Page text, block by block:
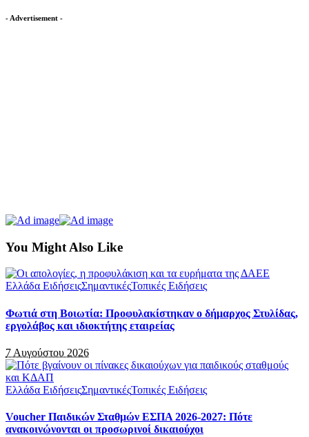
- Advertisement -
You Might Also Like
Ελλάδα ΕιδήσειςΣημαντικέςΤοπικές Ειδήσεις
Φωτιά στη Βοιωτία: Προφυλακίστηκαν ο δήμαρχος Στυλίδας,
εργολάβος και ιδιοκτήτης εταιρείας
7 Αυγούστου 2026
Ελλάδα ΕιδήσειςΣημαντικέςΤοπικές Ειδήσεις
Voucher Παιδικών Σταθμών ΕΣΠΑ 2026-2027: Πότε
ανακοινώνονται οι προσωρινοί δικαιούχοι